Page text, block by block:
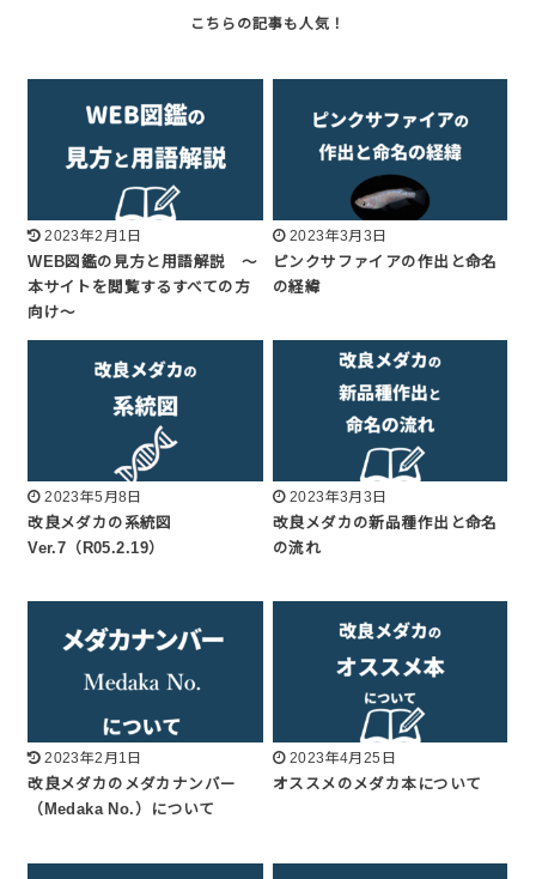
2023年2月1日
WEB図鑑の見方と用語解説 ～
本サイトを閲覧するすべての方
向け～
2023年3月3日
ピンクサファイアの作出と命名
の経緯
2023年5月8日
改良メダカの系統図
Ver.7（R05.2.19）
2023年3月3日
改良メダカの新品種作出と命名
の流れ
2023年2月1日
改良メダカのメダカナンバー
（Medaka No.）について
2023年4月25日
オススメのメダカ本について